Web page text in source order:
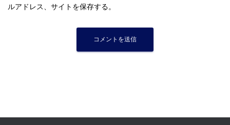
ルアドレス、サイトを保存する。